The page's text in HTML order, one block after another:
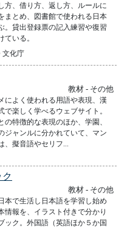
方、借り方、返し方、ルールに
まとめ、図書館で使われる日本
。貸出登録票の記入練習や復習
いる。
文化庁
教材 - その他
によく使われる用語や表現、漢
楽しく学べるウェブサイト。
特徴的な表現のほか、学園、
ジャンルに分かれていて、マン
、擬音語やセリフ...
教材 - その他
で生活し日本語を学習し始め
情報を、イラスト付きで分かり
ック。外国語（英語ほか５か国